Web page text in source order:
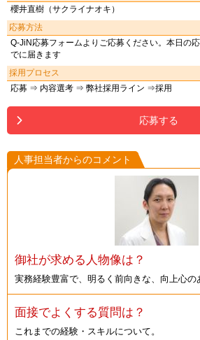
櫻井直樹（サクライナオキ）
応募方法
Q-JiN応募フォームよりご応募ください。本日の
でに届きます
採用プロセス
応募 ⇒ 内容選考 ⇒ 弊社採用ライン ⇒採用
応募する
人事担当者からのコメント
御社が求める人物像は？
実務経験豊富で、明るく前向きな、向上心の
面接でよくする質問は？
これまでの経験・スキルについて。